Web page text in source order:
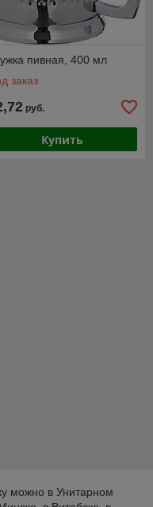
пивная, 400 мл
заказ
руб.
Купить
можно в Унитарном